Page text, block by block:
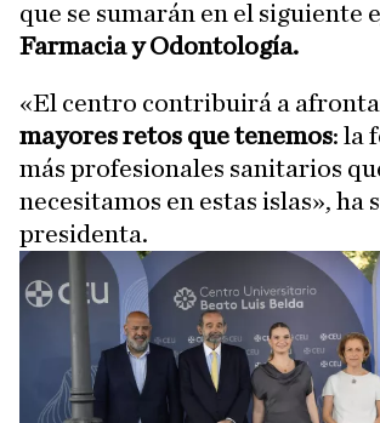
que se sumarán en el siguiente
Farmacia y Odontología.
«El centro contribuirá a
mayores retos que tenemos: la
más profesionales sanitarios
necesitamos en estas islas», ha
presidenta.